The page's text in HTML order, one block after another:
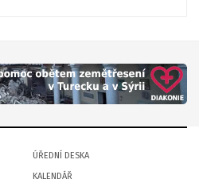
ÚŘEDNÍ DESKA
KALENDÁŘ